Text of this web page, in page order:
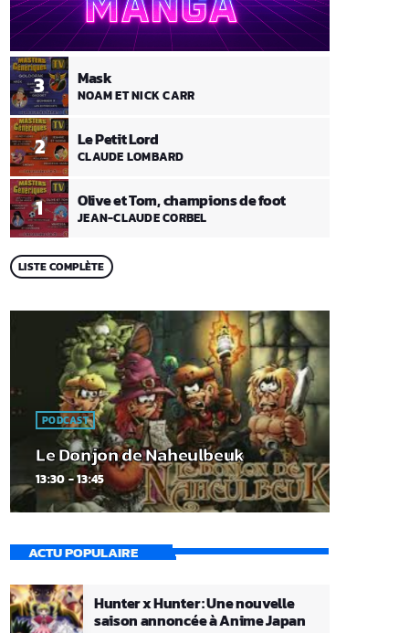
1 Olive et Tom, champions de foot
JEAN-CLAUDE CORBEL
2 Le Petit Lord
CLAUDE LOMBARD
3 Mask
NOAM ET NICK CARR
LISTE COMPLÈTE
PODCAST
Le Donjon de Naheulbeuk
13:30 - 13:45
ACTU POPULAIRE
Hunter x Hunter : Une nouvelle
saison annoncée à Anime Japan